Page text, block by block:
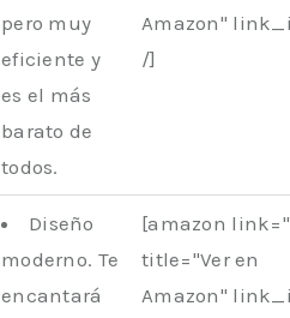
pero muy
eficiente y
es el más
barato de
todos.
Amazon"
/]
Diseño
moderno. Te
encantará
[amazon
title="Ver en
Amazon"